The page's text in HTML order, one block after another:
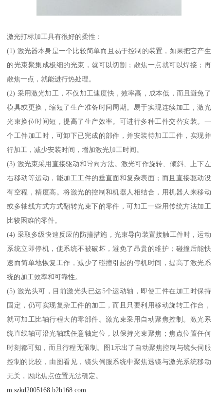
激光打标加工具有很好的柔性：
(1) 激光器本身是一个比较简单而且易于控制的装置，如果把它产生
的光束聚集成极细的光束，就可以切割；散焦一点就可以焊接；再
散焦一点，就能进行热处理。
(2) 采用激光加工，不仅加工速度快，效率高，成本低，而且避免了
模具或更换，缩短了生产准备时间周期。易于实现连续加工，激光
光束换位时间短，提高了生产效率。可进行多种工件交替安装。一
个工件加工时，可卸下已完成的部件，并安装待加工工件，实现并
行加工，减少安装时间，增加激光加工时间。
(3) 激光束采用直接驱动和导向方法。激光可作旋转、倾斜、上下左
右移动等运动，能加工工件的垂直面和复杂表面；而且直接驱动没
有空程，精度高。将激光的控制和机器人相结合，用机器人来移动
或多轴线方式方式翻转光束下的零件，可加工一些用传统方法加工
比较困难的零件。
(4) 采取多级快速反应的防撞措施，光束导向装置接触工件时，运动
系统立即停机，使系统不被破坏，避免了昂贵的维护；碰撞后能快
速而简单地恢复工作，减少了碰撞引起的停机时间，提高了激光系
统的加工效率和可靠性。
(5) 激光头可，目前激光头已达5个运动轴，即使工件在加工时保持
固定，仍可实现复杂工件的加工，而且只要利用移动旋转工作台，
就可加工比轴行程大的零部件。激光束采用自动聚焦控制。激光系
统直线轴可沿光轴或任意轴定位，以保持光束聚焦；焦点位置任何
时刻都可知，而且行程无限制。图1示出了自动聚焦控制与镜头伺服
控制的比较，由图看见，镜头伺服系统中聚焦透镜与激光系统移动
无关，因此焦点位置无法确定。
m.szkd2005168.b2b168.com